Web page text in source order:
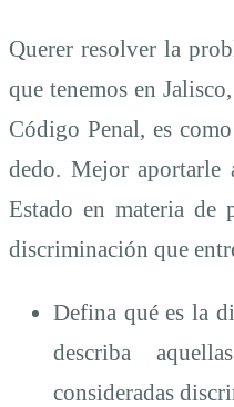
Querer resolver la
que tenemos en
Código Penal, es
dedo. Mejor aportarle
Estado en materia de
discriminación que
Defina qué es la
describa
consideradas